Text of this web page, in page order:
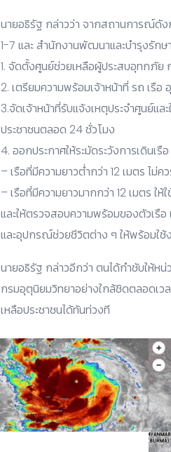
นายอธิรัฐ กล่าวว่า จากสถานการณ์ดัง
1-7 และ สำนักงานพัฒนาและบำรุงรักษ
1. จัดตั้งศูนย์ช่วยเหลือผู้ประสบอุทกภัย
2. เตรียมความพร้อมเจ้าหน้าที่ รถ เรื
3.จัดเจ้าหน้าที่รับแจ้งเหตุประจำศูนย์แ
ประชาชนตลอด 24 ชั่วโมง
4. ออกประกาศให้ระมัดระวังการเดินเ
– เรือที่มีความยาวต่ำกว่า 12 เมตร ไม่
– เรือที่มีความยาวมากกว่า 12 เมตร ให้
และให้ตรวจสอบความพร้อมของตัวเรื
และอุปกรณ์ช่วยชีวิตต่าง ๆ ให้พร้อมใช้
นายอธิรัฐ กล่าวอีกว่า ตนได้กำชับให้ห
กรมอุตุนิยมวิทยาอย่างใกล้ชิดตลอดเว
เหลือประชาชนได้ทันท่วงที